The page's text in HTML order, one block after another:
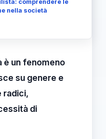
comprendere le
nella società
è un fenomeno
su genere e
radici,
di